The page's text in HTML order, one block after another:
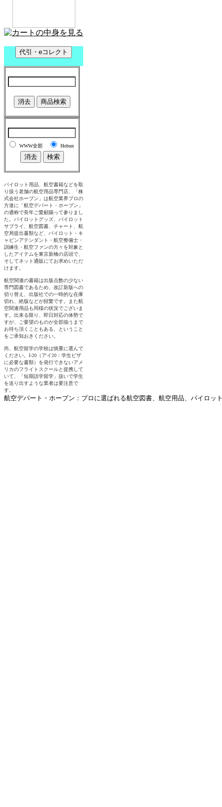
航空デパート・ホーブン：プロに選ばれる航空図書、航空用品、パイロッ